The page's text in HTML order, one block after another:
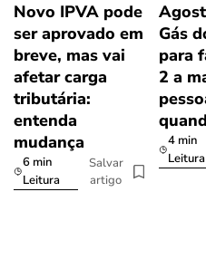
Novo IPVA pode
ser aprovado em
breve, mas vai
afetar carga
tributária:
entenda
mudança
6 min
Leitura
Salvar
artigo
Gás
para
2 a
4 min
Leitura